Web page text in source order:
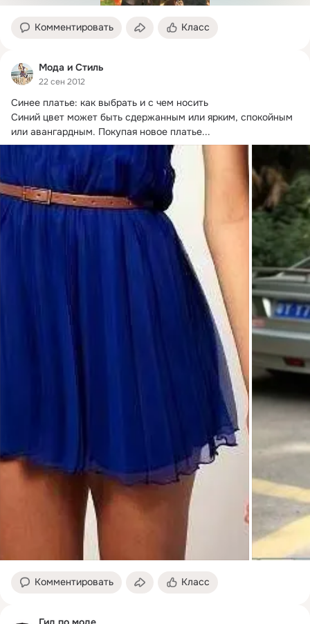
Комментировать Класс
Мода и Стиль
22 сен 2012
Синее платье: как выбрать и с чем носить
Синий цвет может быть сдержанным или ярким, спокойным
или авангардным. Покупая новое платье...
Комментировать Класс